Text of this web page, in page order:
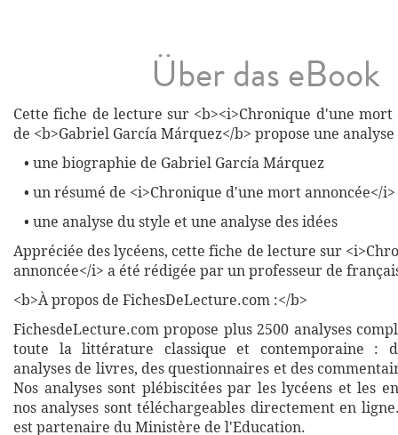
Über das eBook
Cette fiche de lecture sur <b><i>Chronique d'une mort
de <b>Gabriel García Márquez</b> propose une
• une biographie de Gabriel García Márquez
• un résumé de <i>Chronique d'une mort annoncée</i>
• une analyse du style et une analyse des idées
Appréciée des lycéens, cette fiche de lecture sur
annoncée</i> a été rédigée par un professeur de
<b>À propos de FichesDeLecture.com :</b>
FichesdeLecture.com propose plus 2500 analyses
toute la littérature classique et contemporaine :
analyses de livres, des questionnaires et des
Nos analyses sont plébiscitées par les lycéens et les
nos analyses sont téléchargeables directement en
est partenaire du Ministère de l'Education.